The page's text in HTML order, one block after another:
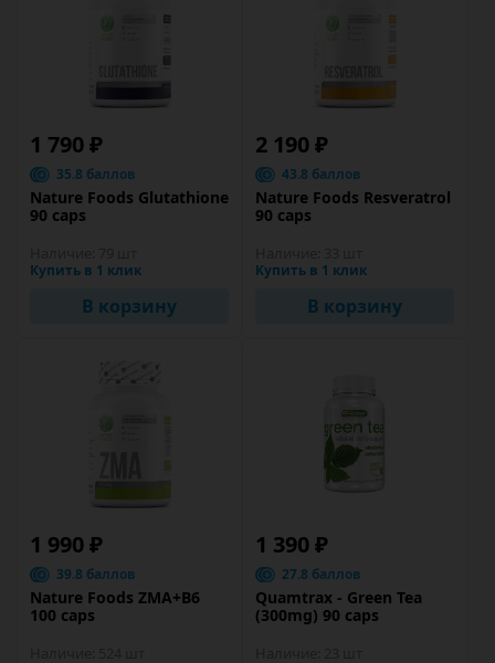
1 790 ₽
35.8 баллов
Nature Foods Glutathione
90 caps
Купить в 1 клик
В корзину
2 190 ₽
43.8 баллов
Nature Foods Resveratrol
90 caps
Купить в 1 клик
В корзину
1 990 ₽
39.8 баллов
Nature Foods ZMA+B6
100 caps
1 390 ₽
27.8 баллов
Quamtrax - Green Tea
(300mg) 90 caps